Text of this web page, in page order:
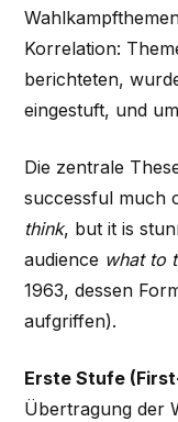
Korrelation:
berichteten,
eingestuft, und
Die zentrale
successful much
think, but it is
audience what to
1963, dessen
aufgriffen).
Erste Stufe
Übertragung der